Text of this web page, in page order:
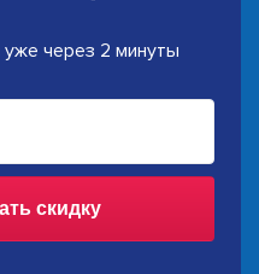
через 2 минуты
скидку